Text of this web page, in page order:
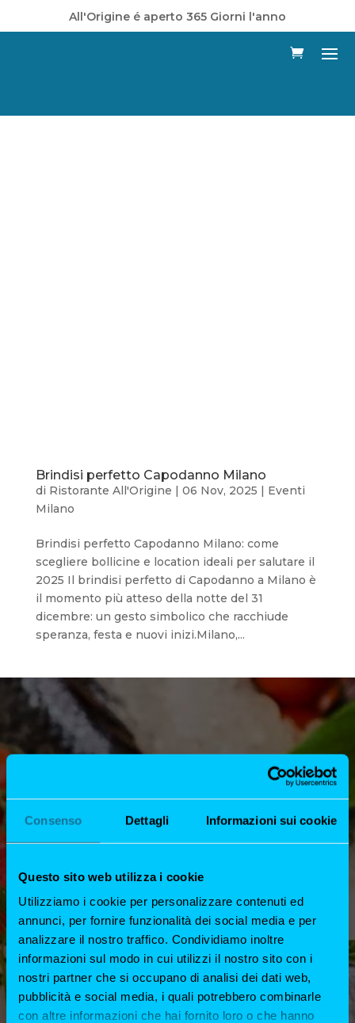
Consenso Dettagli Informazioni sui cookie
Questo sito web utilizza i cookie
Utilizziamo i cookie per personalizzare contenuti ed
annunci, per fornire funzionalità dei social media e per
analizzare il nostro traffico. Condividiamo inoltre
informazioni sul modo in cui utilizzi il nostro sito con i
nostri partner che si occupano di analisi dei dati web,
pubblicità e social media, i quali potrebbero combinarle
con altre informazioni che hai fornito loro o che hanno
All'Origine é aperto 365 Giorni l'anno
Brindisi perfetto Capodanno Milano
di Ristorante All'Origine 06 Nov, 2025
Eventi
Milano
Brindisi perfetto Capodanno Milano: come
scegliere bollicine e location ideali per salutare il
2025 Il brindisi perfetto di Capodanno a Milano è
il momento più atteso della notte del 31
dicembre: un gesto simbolico che racchiude
speranza, festa e nuovi inizi.Milano,...
DOVE SIAMO
Viale Monte Nero, 20, 20135 Milano
TEL. 0268856445
ORARI DI APERTURA